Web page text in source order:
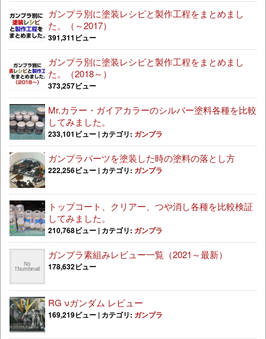
ガンプラ別に塗装レシピと製作工程をまとめまし
た。（～2017）
391,311ビュー
ガンプラ別に塗装レシピと製作工程をまとめまし
た。（2018～）
373,257ビュー
Mr.カラー・ガイアカラーのシルバー塗料各種を比較
してみました。
233,101ビュー | カテゴリ: ガンプラ
ガンプラパーツを塗装した時の塗料の落とし方
222,256ビュー | カテゴリ: ガンプラ
トップコート、クリアー、つや消し各種を比較検証
してみました。
210,768ビュー | カテゴリ: ガンプラ
ガンプラ素組みレビュー一覧（2021～最新）
178,632ビュー
RG νガンダム レビュー
169,219ビュー | カテゴリ: ガンプラ